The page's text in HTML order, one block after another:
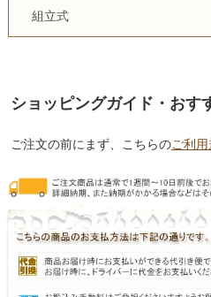
組立式
ショッピングガイド・おす
ご注文の前にまず、こちらのご利用